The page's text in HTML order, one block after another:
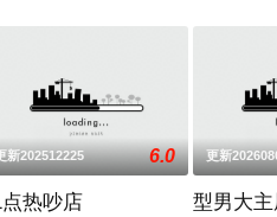
新202512225 6.0
点热吵店
更新
型男大